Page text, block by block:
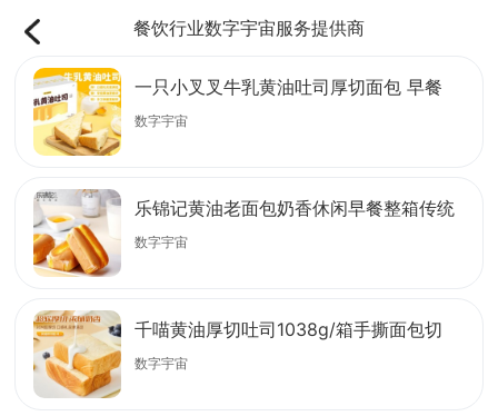
餐饮行业数字宇宙服务提供商
一只小叉叉牛乳黄油吐司厚切面包 早餐
食品零食休闲点心年货礼盒500g整箱
数字宇宙
乐锦记黄油老面包奶香休闲早餐整箱传统
糕点解馋小吃充饥下午茶 500g黄油味
数字宇宙
千喵黄油厚切吐司1038g/箱手撕面包切
片早餐代餐糕点心休闲食品
数字宇宙